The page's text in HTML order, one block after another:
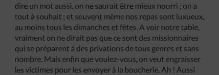
dire un mot aussi, on ne saurait être mieux nourri ; on a
tout à souhait ; et souvent même nos repas sont luxueux,
au moins tous les dimanches et fêtes. A voir notre table,
vraiment on ne dirait pas que ce sont des missionnaires
qui se préparent à des privations de tous genres et sans
nombre. Mais enfin que voulez-vous, on veut engraisser
les victimes pour les envoyer à la boucherie. Ah ! Aussi